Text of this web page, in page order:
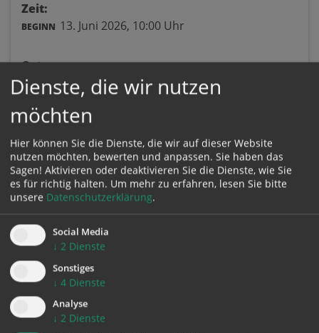
Zeit:
BEGINN 13. Juni 2026, 10:00 Uhr
Ort:
Pfarrkirche Wels-Heilige Familie
Johann-Strauß-Straße 20
4600 Wels
Dienste, die wir nutzen
möchten
Hier können Sie die Dienste, die wir auf dieser Website
nutzen möchten, bewerten und anpassen. Sie haben das
Sagen! Aktivieren oder deaktivieren Sie die Dienste, wie Sie
es für richtig halten. Um mehr zu erfahren, lesen Sie bitte
unsere Datenschutzerklärung.
Social Media
↓ 2 Dienste
Sonstiges
↓ 4 Dienste
Analyse
↓ 2 Dienste